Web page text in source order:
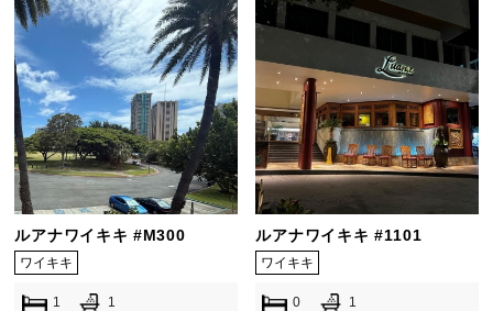
ルアナワイキキ #M300
ワイキキ
1 1
ルアナワイキキ #1101
ワイキキ
0 1